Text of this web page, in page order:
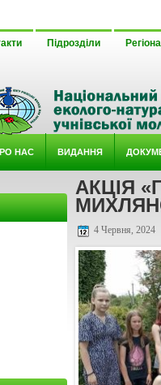
Підрозділи
НАС ВИДАННЯ
АКЦІЯ
4 Червня, 2024